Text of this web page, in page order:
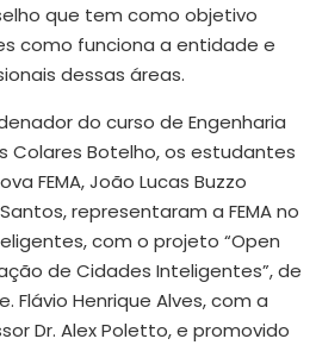
que tem como objetivo
como funciona a entidade e
dessas áreas.
do curso de Engenharia
Colares Botelho, os estudantes
FEMA, João Lucas Buzzo
representaram a FEMA no
com o projeto “Open
de Cidades Inteligentes”, de
Flávio Henrique Alves, com a
Dr. Alex Poletto, e promovido